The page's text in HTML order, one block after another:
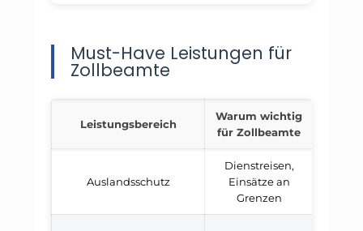
Must-Have Leistungen für
Zollbeamte
Leistungsbereich
Warum wichtig
für Zollbeamte
Auslandsschutz
Dienstreisen,
Einsätze an
Grenzen